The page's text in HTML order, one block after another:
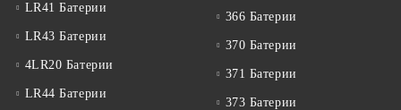
LR41 Батерии
LR43 Батерии
4LR20 Батерии
LR44 Батерии
366 Батерии
370 Батерии
371 Батерии
373 Батерии